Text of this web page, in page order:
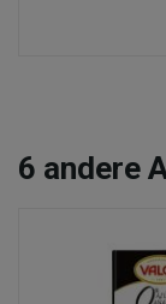
6 andere